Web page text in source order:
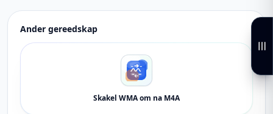
Ander gereedskap
Skakel WMA om na M4A